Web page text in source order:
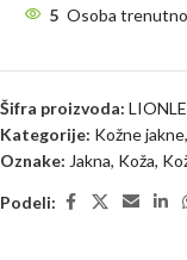
5 Osoba
Šifra proizvoda:
Kategorije: Kožne jakne,
Oznake: Jakna, Koža,
Podeli: